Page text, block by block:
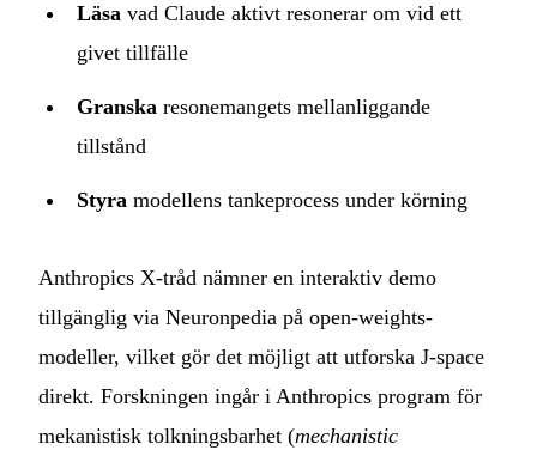
Läsa vad Claude aktivt resonerar om vid ett
givet tillfälle
Granska resonemangets mellanliggande
tillstånd
Styra modellens tankeprocess under körning
Anthropics X-tråd nämner en interaktiv demo
tillgänglig via Neuronpedia på open-weights-
modeller, vilket gör det möjligt att utforska J-space
direkt. Forskningen ingår i Anthropics program för
mekanistisk tolkningsbarhet (mechanistic